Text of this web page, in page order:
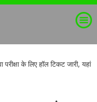
के लिए हॉल टिकट जारी, यहां